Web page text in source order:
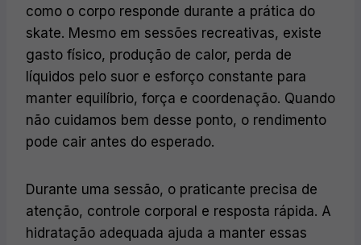
como o corpo responde durante a prática do
skate. Mesmo em sessões recreativas, existe
gasto físico, produção de calor, perda de
líquidos pelo suor e esforço constante para
manter equilíbrio, força e coordenação. Quando
não cuidamos bem desse ponto, o rendimento
pode cair antes do esperado.
Durante uma sessão, o praticante precisa de
atenção, controle corporal e resposta rápida. A
hidratação adequada ajuda a manter essas